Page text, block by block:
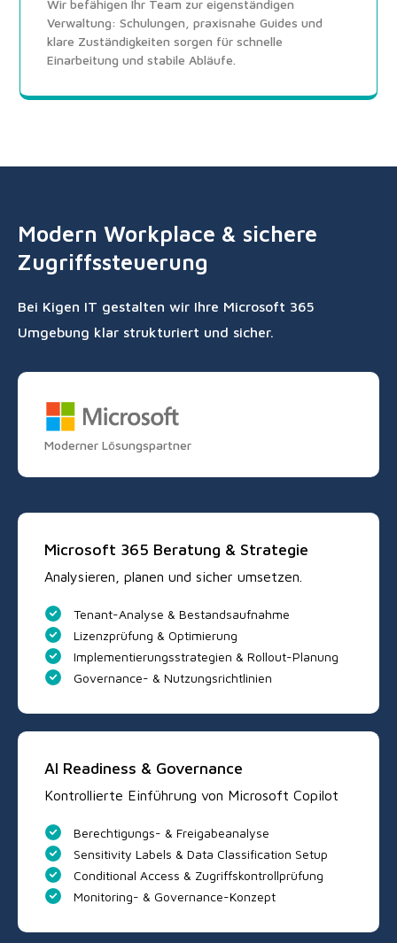
Wir befähigen Ihr Team zur eigenständigen
Verwaltung: Schulungen, praxisnahe Guides und
klare Zuständigkeiten sorgen für schnelle
Einarbeitung und stabile Abläufe.
Modern Workplace & sichere
Zugriffssteuerung
Bei Kigen IT gestalten wir Ihre Microsoft 365
Umgebung klar strukturiert und sicher.
Moderner Lösungspartner
Microsoft 365 Beratung & Strategie
Analysieren, planen und sicher umsetzen.
Tenant-Analyse & Bestandsaufnahme
Lizenzprüfung & Optimierung
Implementierungsstrategien & Rollout-Planung
Governance- & Nutzungsrichtlinien
AI Readiness & Governance
Kontrollierte Einführung von Microsoft Copilot
Berechtigungs- & Freigabeanalyse
Sensitivity Labels & Data Classification Setup
Conditional Access & Zugriffskontrollprüfung
Monitoring- & Governance-Konzept